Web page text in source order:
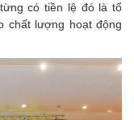
có tiền lệ đó là tổ
chất lượng hoạt động